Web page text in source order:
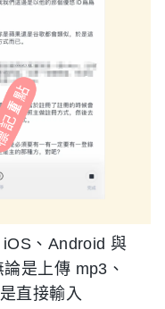
iOS、Android 與
是上傳 mp3、
直接輸入